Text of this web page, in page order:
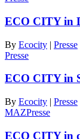
ECO CITY in
By Ecocity | Presse
Presse
ECO CITY in
By Ecocity | Presse
MAZPresse
ECO CITY in